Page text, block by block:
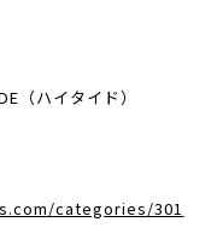
（ハイタイド）
categories/301